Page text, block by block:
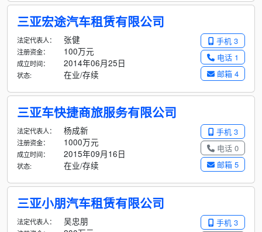
三亚宏途汽车租赁有限公司
手机 3
电话 1
邮箱 4
法定代表人： 张健
注册资金： 100万元
成立时间： 2014年06月25日
状态: 在业/存续
三亚车快捷商旅服务有限公司
手机 3
电话 0
邮箱 5
法定代表人： 杨成新
注册资金： 1000万元
成立时间： 2015年09月16日
状态: 在业/存续
三亚小朋汽车租赁有限公司
手机 3
法定代表人： 吴忠朋